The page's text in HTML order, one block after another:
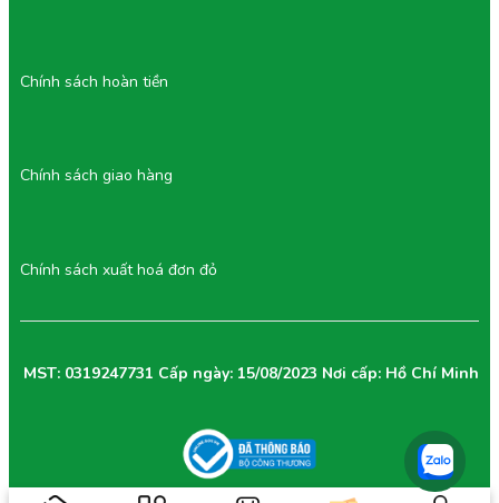
MST: 0319247731 Cấp ngày: 15/08/2023 Nơi cấp: Hồ Chí Minh
Chính sách hoàn tiền
Chính sách giao hàng
Chính sách xuất hoá đơn đỏ